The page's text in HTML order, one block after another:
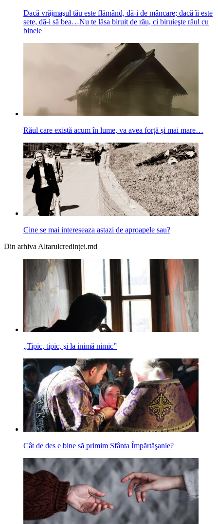
Dacă vrăjmaşul tău este flămând, dă-i de mâncare; dacă îi este
sete, dă-i să bea…Nu te lăsa biruit de rău, ci biruieşte răul cu
binele
Răul care există acum în lume, va avea forță și mai mare…
Cine se mai intereseaza astazi de aproapele sau?
Din arhiva Altarulcredinței.md
„Tipic, tipic, şi la inimă nimic”
Cât de des e bine să primim Sfânta Împărtăşanie?